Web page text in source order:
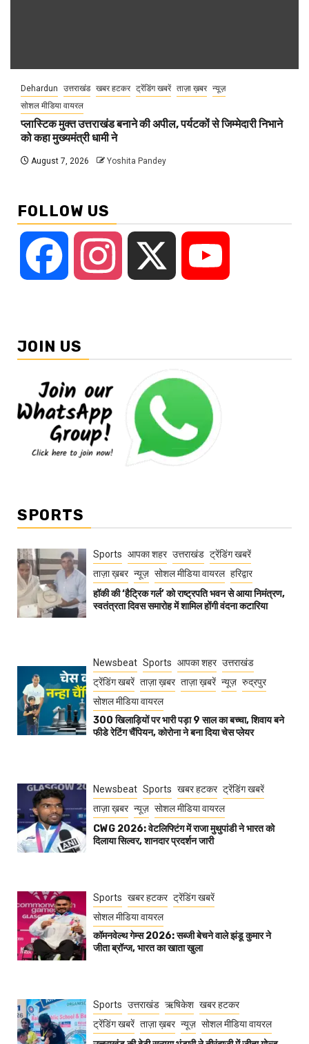
Dehardun उत्तराखंड खबर हटकर ट्रेंडिंग खबरें ताज़ा ख़बर न्यूज़
सोशल मीडिया वायरल
प्लास्टिक मुक्त उत्तराखंड बनाने की अपील, पर्यटकों से जिम्मेदारी निभाने
को कहा मुख्यमंत्री धामी ने
August 7, 2026 Yoshita Pandey
FOLLOW US
Facebook Instagram
JOIN US
SPORTS
Sports आपका शहर उत्तराखंड ट्रेंडिंग खबरें
ताज़ा ख़बर न्यूज़ सोशल मीडिया वायरल हरिद्वार
हॉकी की ‘हैट्रिक गर्ल’ को राष्ट्रपति भवन से आया निमंत्रण,
स्वतंत्रता दिवस समारोह में शामिल होंगी वंदना कटारिया
Newsbeat Sports आपका शहर उत्तराखंड
ट्रेंडिंग खबरें ताज़ा ख़बर ताज़ा ख़बरें न्यूज़ रुद्रपुर
सोशल मीडिया वायरल
300 खिलाड़ियों पर भारी पड़ा 9 साल का बच्चा, शिवाय बने
फीडे रेटिंग चैंपियन, कोरोना ने बना दिया चेस प्लेयर
Newsbeat Sports खबर हटकर ट्रेंडिंग खबरें
ताज़ा ख़बर न्यूज़ सोशल मीडिया वायरल
CWG 2026: वेटलिफ्टिंग में राजा मुथुपांडी ने भारत को
दिलाया सिल्वर, शानदार प्रदर्शन जारी
Sports खबर हटकर ट्रेंडिंग खबरें
सोशल मीडिया वायरल
कॉमनवेल्थ गेम्स 2026: सब्जी बेचने वाले झंडू कुमार ने
जीता ब्रॉन्ज, भारत का खाता खुला
Sports उत्तराखंड ऋषिकेश खबर हटकर
ट्रेंडिंग खबरें ताज़ा ख़बर न्यूज़ सोशल मीडिया वायरल